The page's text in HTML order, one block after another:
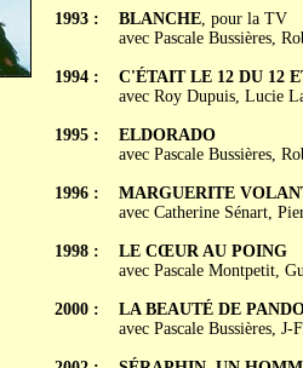
1993 :
1994 :
1995 :
1996 :
1998 :
2000 :
BLANCHE, pour la TV
avec Pascale Bussières,
C'ÉTAIT LE 12 DU 12
avec Roy Dupuis, Lucie
ELDORADO
avec Pascale Bussières,
MARGUERITE
avec Catherine Sénart,
LE CŒUR AU POING
avec Pascale Montpetit,
LA BEAUTÉ DE
avec Pascale Bussières,